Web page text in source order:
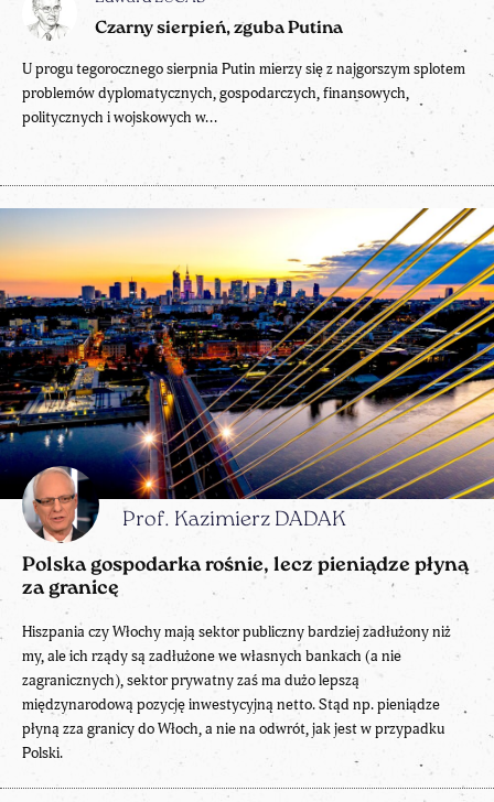
Czarny sierpień, zguba Putina
U progu tegorocznego sierpnia Putin mierzy się z najgorszym splotem
problemów dyplomatycznych, gospodarczych, finansowych,
politycznych i wojskowych w...
Prof. Kazimierz DADAK
Polska gospodarka rośnie, lecz pieniądze płyną
za granicę
Hiszpania czy Włochy mają sektor publiczny bardziej zadłużony niż
my, ale ich rządy są zadłużone we własnych bankach (a nie
zagranicznych), sektor prywatny zaś ma dużo lepszą
międzynarodową pozycję inwestycyjną netto. Stąd np. pieniądze
płyną zza granicy do Włoch, a nie na odwrót, jak jest w przypadku
Polski.